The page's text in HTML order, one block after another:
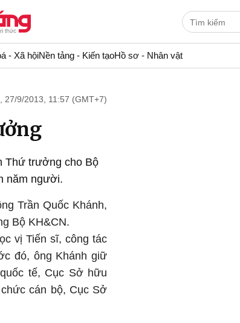
- Xã hộiNền tảng - Kiến tạoHồ sơ - Nhân vật
27/9/2013, 11:57 (GMT+7)
Thứ trưởng cho Bộ
năm người.
Trần Quốc Khánh,
Bộ KH&CN.
vị Tiến sĩ, công tác
đó, ông Khánh giữ
tế, Cục Sở hữu
cán bộ, Cục Sở